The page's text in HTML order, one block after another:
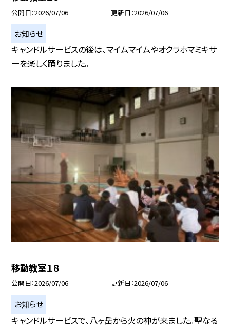
公開日 2026/07/06 更新日 2026/07/06
お知らせ
キャンドルサービスの後は、マイムマイムやオクラホマミキサ
ーを楽しく踊りました。
移動教室１８
公開日 2026/07/06 更新日 2026/07/06
お知らせ
キャンドルサービスで、八ヶ岳から火の神が来ました。聖なる